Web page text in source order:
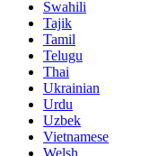
Swahili
Tajik
Tamil
Telugu
Thai
Ukrainian
Urdu
Uzbek
Vietnamese